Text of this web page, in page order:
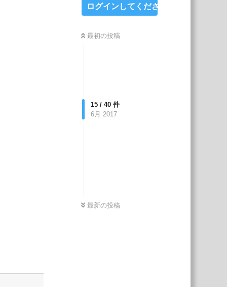
ログインしてください
最初の投稿
15 / 40 件
6月 2017
最新の投稿